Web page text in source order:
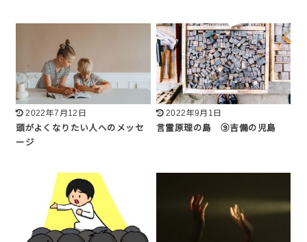
2022年7月12日
頭がよくなりたい人へのメッセ
ージ
2022年9月1日
言霊原理の島 ⑨吉備の児島